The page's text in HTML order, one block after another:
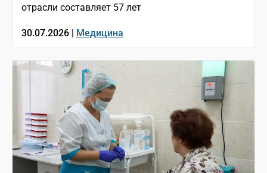
отрасли составляет 57 лет
30.07.2026 | Медицина